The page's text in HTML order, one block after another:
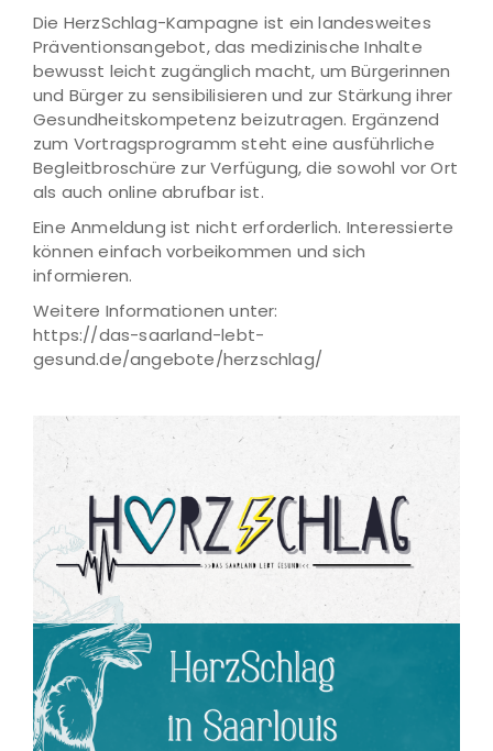
Die HerzSchlag-Kampagne ist ein landesweites
Präventionsangebot, das medizinische Inhalte
bewusst leicht zugänglich macht, um Bürgerinnen
und Bürger zu sensibilisieren und zur Stärkung ihrer
Gesundheitskompetenz beizutragen. Ergänzend
zum Vortragsprogramm steht eine ausführliche
Begleitbroschüre zur Verfügung, die sowohl vor Ort
als auch online abrufbar ist.
Eine Anmeldung ist nicht erforderlich. Interessierte
können einfach vorbeikommen und sich
informieren.
Weitere Informationen unter:
https://das-saarland-lebt-
gesund.de/angebote/herzschlag/